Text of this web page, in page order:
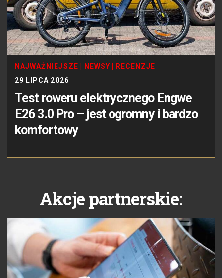
NAJWAŻNIEJSZE NEWSY
RECENZJE
29 LIPCA 2026
Test roweru elektrycznego Engwe
E26 3.0 Pro – jest ogromny i bardzo
komfortowy
Akcje partnerskie: